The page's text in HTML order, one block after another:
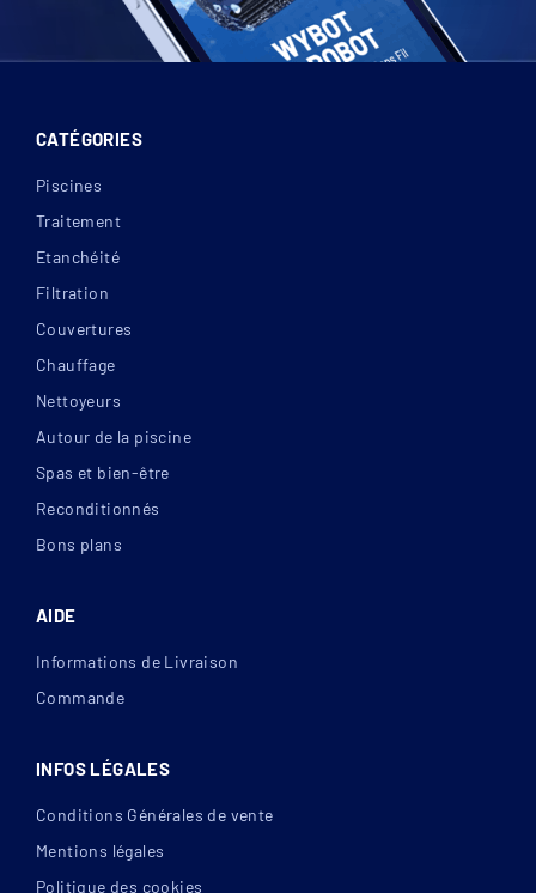
CATÉGORIES
Piscines
Traitement
Etanchéité
Filtration
Couvertures
Chauffage
Nettoyeurs
Autour de la piscine
Spas et bien-être
Reconditionnés
Bons plans
AIDE
Informations de Livraison
Commande
INFOS LÉGALES
Conditions Générales de vente
Mentions légales
Politique des cookies